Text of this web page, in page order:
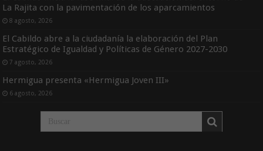
La Rajita con la pavimentación de los aparcamientos
8 agosto, 2026
El Cabildo abre a la ciudadanía la elaboración del Plan
Estratégico de Igualdad y Políticas de Género 2027-2030
7 agosto, 2026
Hermigua presenta «Hermigua Joven III»
6 agosto, 2026